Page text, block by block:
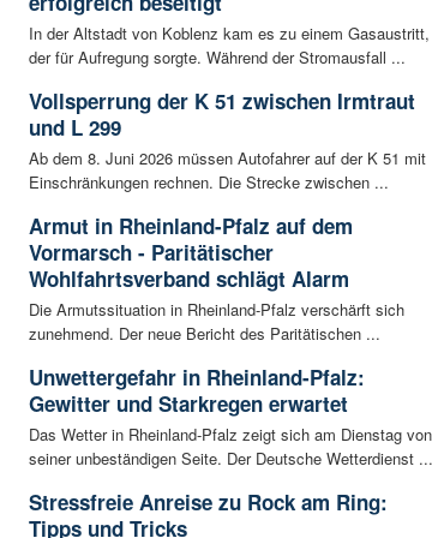
In der Altstadt von Koblenz kam es zu einem Gasaustritt,
der für Aufregung sorgte. Während der Stromausfall ...
Vollsperrung der K 51 zwischen Irmtraut
und L 299
Ab dem 8. Juni 2026 müssen Autofahrer auf der K 51 mit
Einschränkungen rechnen. Die Strecke zwischen ...
Armut in Rheinland-Pfalz auf dem
Vormarsch - Paritätischer
Wohlfahrtsverband schlägt Alarm
Die Armutssituation in Rheinland-Pfalz verschärft sich
zunehmend. Der neue Bericht des Paritätischen ...
Unwettergefahr in Rheinland-Pfalz:
Gewitter und Starkregen erwartet
Das Wetter in Rheinland-Pfalz zeigt sich am Dienstag von
seiner unbeständigen Seite. Der Deutsche Wetterdienst ...
Stressfreie Anreise zu Rock am Ring:
Tipps und Tricks